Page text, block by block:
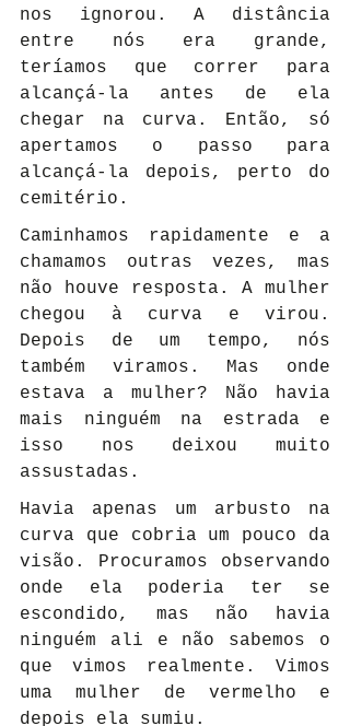
nos ignorou. A distância
entre nós era grande,
teríamos que correr para
alcançá-la antes de ela
chegar na curva. Então, só
apertamos o passo para
alcançá-la depois, perto do
cemitério.
Caminhamos rapidamente e a
chamamos outras vezes, mas
não houve resposta. A mulher
chegou à curva e virou.
Depois de um tempo, nós
também viramos. Mas onde
estava a mulher? Não havia
mais ninguém na estrada e
isso nos deixou muito
assustadas.
Havia apenas um arbusto na
curva que cobria um pouco da
visão. Procuramos observando
onde ela poderia ter se
escondido, mas não havia
ninguém ali e não sabemos o
que vimos realmente. Vimos
uma mulher de vermelho e
depois ela sumiu.